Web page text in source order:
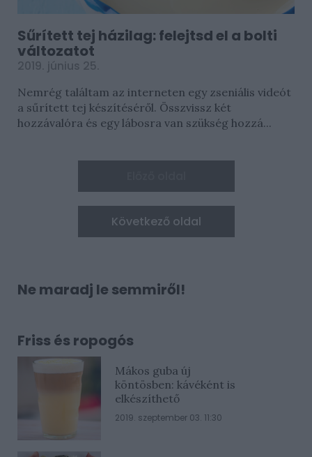
Sűrített tej házilag: felejtsd el a bolti
változatot
2019. június 25.
Nemrég találtam az interneten egy zseniális videót
a sűrített tej készítéséről. Összvissz két
hozzávalóra és egy lábosra van szükség hozzá...
Következő oldal
Friss és ropogós
Mákos guba új
köntösben: kávéként is
elkészíthető
2019. szeptember 03. 11:30
Ne maradj le semmiről!